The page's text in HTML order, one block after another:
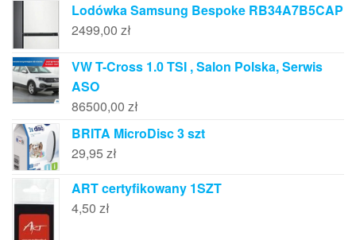
Lodówka Samsung Bespoke RB34A7B5CAP
2499,00 zł
VW T-Cross 1.0 TSI , Salon Polska, Serwis
ASO
86500,00 zł
BRITA MicroDisc 3 szt
29,95 zł
ART certyfikowany 1SZT
4,50 zł